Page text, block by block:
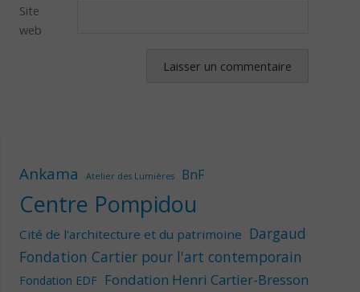
Site
web
Ankama Atelier des Lumières BnF
Centre Pompidou
Cité de l'architecture et du patrimoine Dargaud
Fondation Cartier pour l'art contemporain
Fondation EDF Fondation Henri Cartier-Bresson